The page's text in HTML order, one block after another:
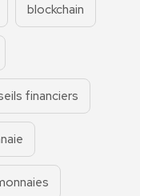
blockchain
financiers